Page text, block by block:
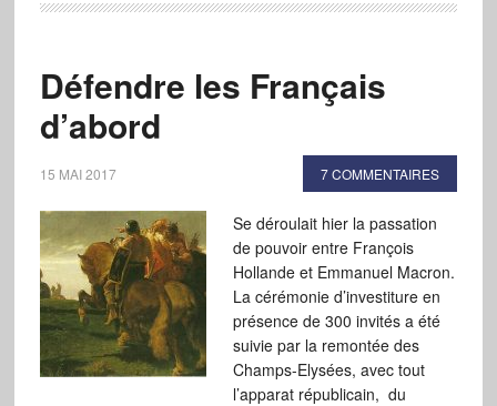
Défendre les Français
d’abord
15 MAI 2017 7 COMMENTAIRES
Se déroulait hier la passation
de pouvoir entre François
Hollande et Emmanuel Macron.
La cérémonie d’investiture en
présence de 300 invités a été
suivie par la remontée des
Champs-Elysées, avec tout
l’apparat républicain, du